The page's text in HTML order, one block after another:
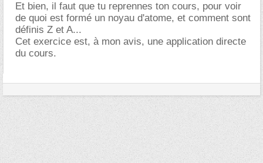
Et bien, il faut que tu reprennes ton cours, pour voir
de quoi est formé un noyau d'atome, et comment sont
définis Z et A...
Cet exercice est, à mon avis, une application directe
du cours.